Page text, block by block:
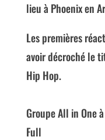
lieu à Phoenix en
Les premières
avoir décroché le
Hip Hop.
Groupe All in One
Full